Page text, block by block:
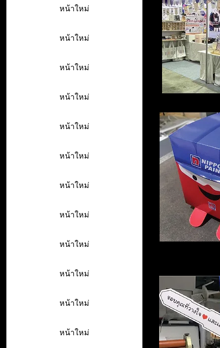
หน้าใหม่
หน้าใหม่
หน้าใหม่
หน้าใหม่
หน้าใหม่
หน้าใหม่
หน้าใหม่
หน้าใหม่
หน้าใหม่
หน้าใหม่
หน้าใหม่
หน้าใหม่